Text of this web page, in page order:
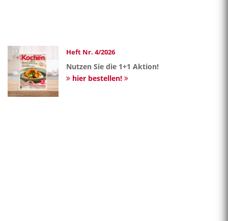
Heft Nr. 4/2026
Nutzen Sie die 1+1 Aktion!
hier bestellen!